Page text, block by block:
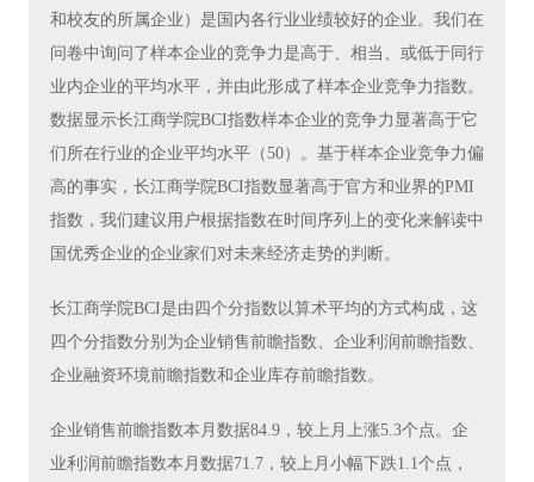
和校友的所属企业）是国内各行业业绩较好的企业。我们在
问卷中询问了样本企业的竞争力是高于、相当、或低于同行
业内企业的平均水平，并由此形成了样本企业竞争力指数。
数据显示长江商学院BCI指数样本企业的竞争力显著高于它
们所在行业的企业平均水平（50）。基于样本企业竞争力偏
高的事实，长江商学院BCI指数显著高于官方和业界的PMI
指数，我们建议用户根据指数在时间序列上的变化来解读中
国优秀企业的企业家们对未来经济走势的判断。
长江商学院BCI是由四个分指数以算术平均的方式构成，这
四个分指数分别为企业销售前瞻指数、企业利润前瞻指数、
企业融资环境前瞻指数和企业库存前瞻指数。
企业销售前瞻指数本月数据84.9，较上月上涨5.3个点。企
业利润前瞻指数本月数据71.7，较上月小幅下跌1.1个点，